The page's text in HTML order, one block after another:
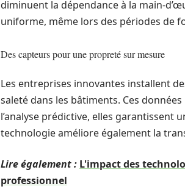
diminuent la dépendance à la main-
uniforme, même lors des périodes de
Des capteurs pour une propreté sur mesure
Les entreprises innovantes installent
saleté dans les bâtiments. Ces
l’analyse prédictive, elles garantissent
technologie améliore également la
Lire également : L'impact des
professionnel